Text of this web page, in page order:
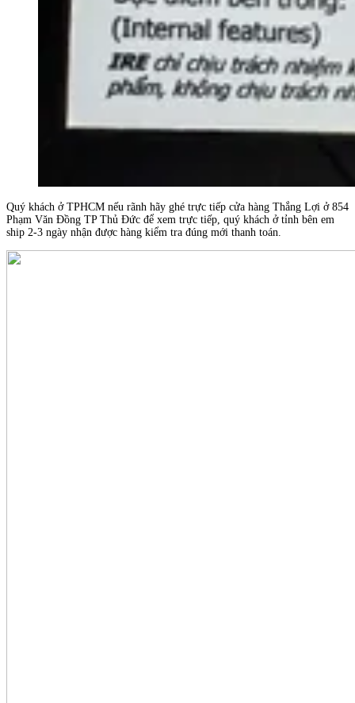
Quý khách ở TPHCM nếu rãnh hãy ghé trực tiếp cửa hàng Thắng Lợi ở 854
Phạm Văn Đồng TP Thủ Đức để xem trực tiếp, quý khách ở tỉnh bên em
ship 2-3 ngày nhận được hàng kiểm tra đúng mới thanh toán.